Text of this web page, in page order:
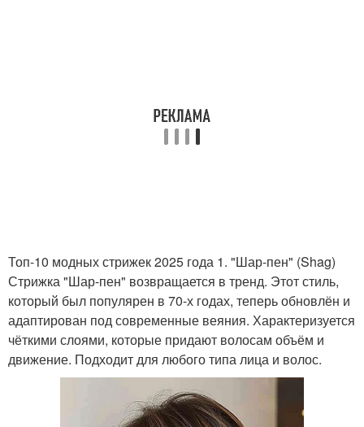
Топ-10 модных стрижек 2025 года 1. "Шар-пен" (Shag)
Стрижка "Шар-пен" возвращается в тренд. Этот стиль,
который был популярен в 70-х годах, теперь обновлён и
адаптирован под современные веяния. Характеризуется
чёткими слоями, которые придают волосам объём и
движение. Подходит для любого типа лица и волос.